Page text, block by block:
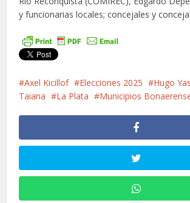
y funcionarias locales; concejales y
Axel Kicillof Elecciones 2025 Hugo
Taiana
La Plata Municipios